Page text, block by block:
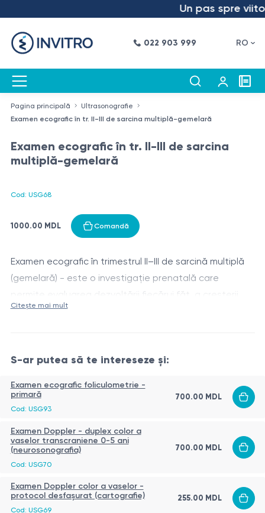
Un pas spre
022 903 999 RO
Pagina principală
Ultrasonografie
Examen ecografic în tr. II-III de sarcina multiplă-gemelară
Examen ecografic în tr. II-III de sarcina
multiplă-gemelară
Cod: USG68
1000.00 MDL Comandă
Examen ecografic în trimestrul II–III de sarcină multiplă
(gemelară) - este o investigație prenatală care
permite evaluarea dezvoltării fiecărui făt, a creșterii,
poziției, cantității de lichid amniotic și a stării placentei,
Citește mai mult
S-ar putea să te intereseze și:
Examen ecografic foliculometrie -
primară
Cod: USG93
700.00 MDL
Examen Doppler - duplex color a
vaselor transcraniene 0-5 ani
(neurosonografia)
Cod: USG70
700.00 MDL
Examen Doppler color a vaselor -
protocol desfașurat (cartografie)
Cod: USG69
255.00 MDL